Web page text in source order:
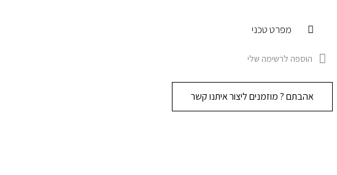
מפרט טכני
הוספה לרשימה שלי
אהבתם ? מוזמנים ליצור איתנו קשר